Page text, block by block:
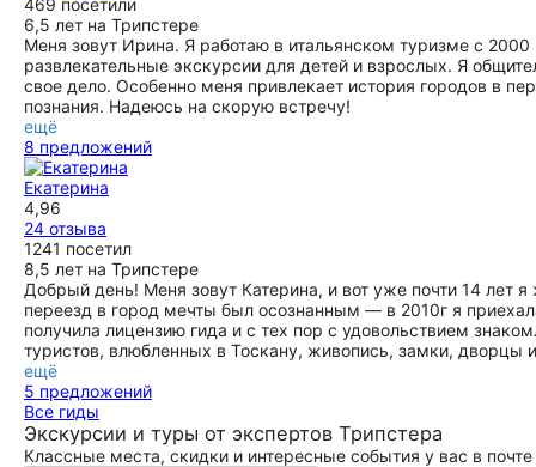
469 посетили
6,5 лет на Трипстере
Меня зовут Ирина. Я работаю в итальянском туризме с
развлекательные экскурсии для детей и взрослых. Я
свое дело. Особенно меня привлекает история городов в
познания. Надеюсь на скорую встречу!
ещё
8 предложений
Екатерина
4,96
24 отзыва
1241 посетил
8,5 лет на Трипстере
Добрый день! Меня зовут Катерина, и вот уже почти 14 лет
переезд в город мечты был осознанным — в 2010г я
получила лицензию гида и с тех пор с удовольствием
туристов, влюбленных в Тоскану, живопись, замки, дворцы
ещё
5 предложений
Все гиды
Экскурсии и туры от экспертов Трипстера
Классные места, скидки и интересные события у вас в почте